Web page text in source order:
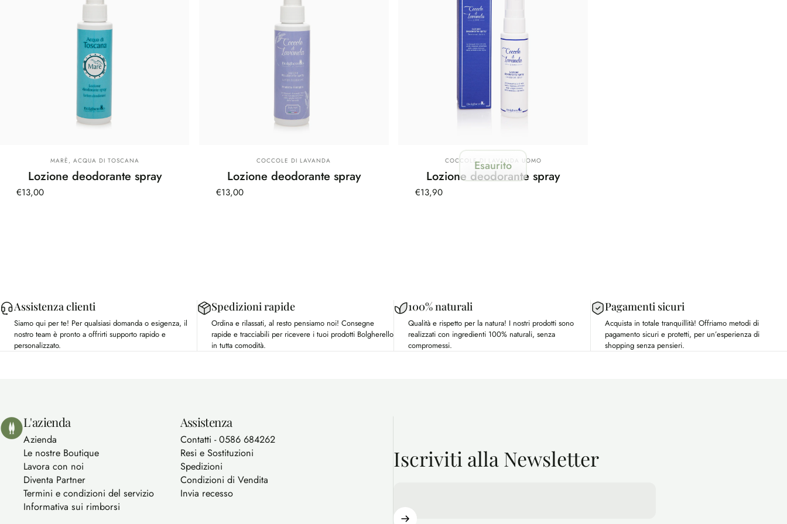
Fornitore:
MARÈ, ACQUA DI TOSCANA
Lozione deodorante spray
€13,00
Fornitore:
COCCOLE DI LAVANDA
Lozione deodorante spray
€13,00
Esaurito
Fornitore:
COCCOLE DI LAVANDA UOMO
Lozione deodorante spray
€13,90
Assistenza clienti
Siamo qui per te! Per qualsiasi domanda o esigenza, il
nostro team è pronto a offrirti supporto rapido e
personalizzato.
Spedizioni rapide
Ordina e rilassati, al resto pensiamo noi! Consegne
rapide e tracciabili per ricevere i tuoi prodotti Bolgherello
in tutta comodità.
100% naturali
Qualità e rispetto per la natura! I nostri prodotti sono
realizzati con ingredienti 100% naturali, senza
compromessi.
Pagamenti sicuri
Acquista in totale tranquillità! Offriamo metodi di
pagamento sicuri e protetti, per un’esperienza di
shopping senza pensieri.
Bolgherello - Profumi di Toscana
L'azienda
Azienda
Le nostre Boutique
Lavora con noi
Diventa Partner
Termini e condizioni del servizio
Informativa sui rimborsi
Assistenza
Contatti - 0586 684262
Resi e Sostituzioni
Spedizioni
Condizioni di Vendita
Invia recesso
Iscriviti alla Newsletter